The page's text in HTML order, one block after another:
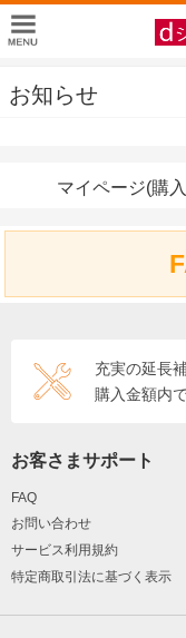
お知らせ
マイページ(購
充実の延長
購入金額内
お客さまサポート
FAQ
お問い合わせ
サービス利用規約
特定商取引法に基づく表示